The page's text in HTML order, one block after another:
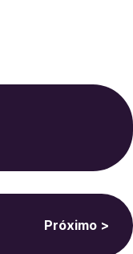
Próximo >